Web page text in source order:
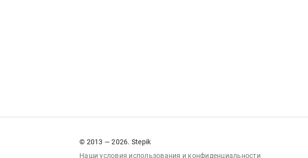
© 2013 — 2026. Stepik
Наши условия использования и конфиденциальности